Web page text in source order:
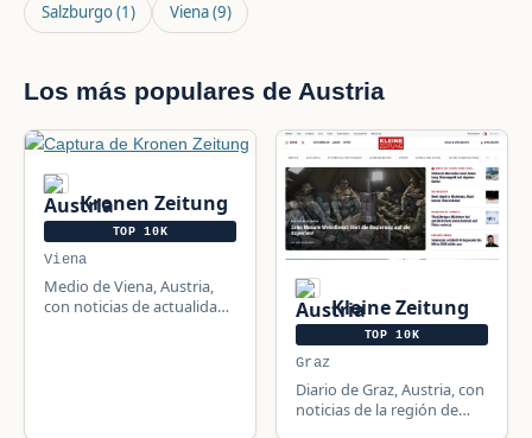
Salzburgo(1) Viena(9)
Los más populares de Austria
Kronen Zeitung
TOP 10K
Viena
Medio de Viena, Austria,
con noticias de actualidad,
Kleine Zeitung
TOP 10K
Graz
Diario de Graz, Austria, con
noticias de la región de